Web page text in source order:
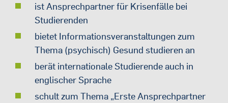
ist Ansprechpartner für Krisenfälle bei
Studierenden
bietet Informationsveranstaltungen zum
Thema (psychisch) Gesund studieren an
berät internationale Studierende auch in
englischer Sprache
schult zum Thema „Erste Ansprechpartner